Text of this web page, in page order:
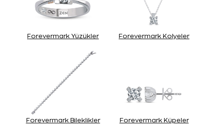
Forevermark Yüzükler Forevermark Kolyeler
Forevermark Bileklikler Forevermark Küpeler